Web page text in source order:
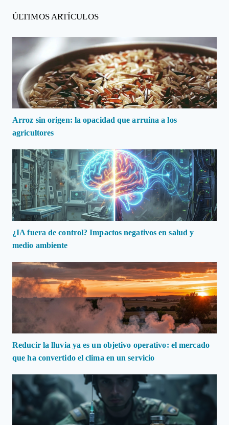
ÚLTIMOS ARTÍCULOS
Arroz sin origen: la opacidad que arruina a los
agricultores
¿IA fuera de control? Impactos negativos en salud y
medio ambiente
Reducir la lluvia ya es un objetivo operativo: el mercado
que ha convertido el clima en un servicio